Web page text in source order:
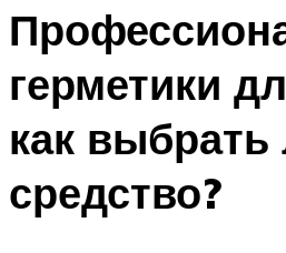
герметики
как
средство?